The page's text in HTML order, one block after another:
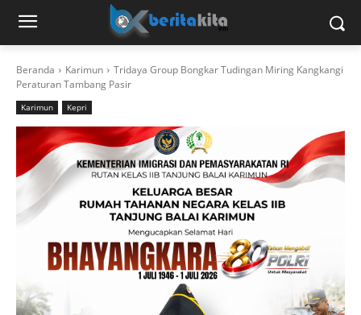
Beranda Karimun
Tridaya Group Bongkar Tudingan Miring Kangkangi
Peraturan Tambang Pasir
Karimun Kepri